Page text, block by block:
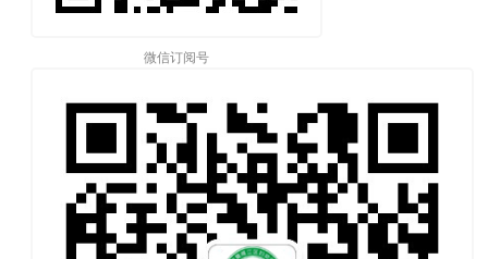
微信订阅号